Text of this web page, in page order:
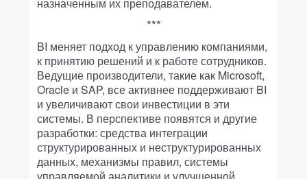
***
BI меняет подход к управлению компаниями,
к принятию решений и к работе сотрудников.
Ведущие производители, такие как Microsoft,
Oracle и SAP, все активнее поддерживают BI
и увеличивают свои инвестиции в эти
системы. В перспективе появятся и другие
разработки: средства интеграции
структурированных и неструктурированных
данных, механизмы правил, системы